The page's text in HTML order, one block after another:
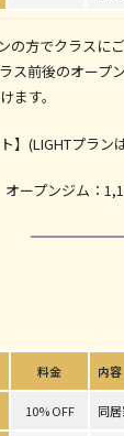
の方でクラスに
ス前後のオープ
ます。
】(LIGHTプラ
ープンジム：
料金 内容
10% OFF 同